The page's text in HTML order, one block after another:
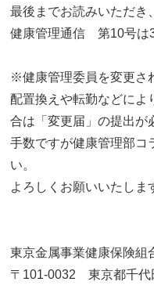
最後までお読みいただき
健康管理通信 第10号は3
※健康管理委員を変更さ
配置換えや転勤などによ
合は「変更届」の提出が
手数ですが健康管理部コ
い。
よろしくお願いいたしま
東京金属事業健康保険
〒101-0032 東京都千代